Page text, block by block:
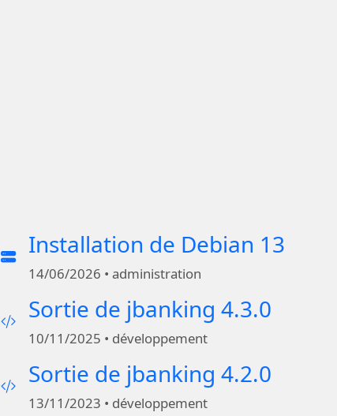
Installation de Debian 13
14/06/2026 • administration
Sortie de jbanking 4.3.0
10/11/2025 • développement
Sortie de jbanking 4.2.0
13/11/2023 • développement